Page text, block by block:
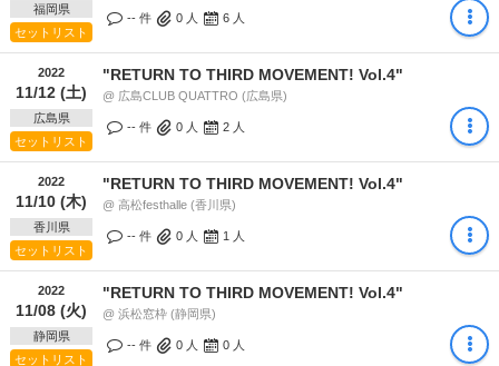
福岡県
セットリスト
-- 件 0 人 6 人
2022
11/12 (土)
広島県
セットリスト
"RETURN TO THIRD MOVEMENT! Vol.4"
@ 広島CLUB QUATTRO (広島県)
-- 件 0 人 2 人
2022
11/10 (木)
香川県
セットリスト
"RETURN TO THIRD MOVEMENT! Vol.4"
@ 高松festhalle (香川県)
-- 件 0 人 1 人
2022
11/08 (火)
静岡県
セットリスト
"RETURN TO THIRD MOVEMENT! Vol.4"
@ 浜松窓枠 (静岡県)
-- 件 0 人 0 人